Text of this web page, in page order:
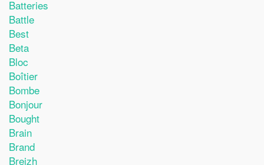
Batteries
Battle
Best
Beta
Bloc
Boîtier
Bombe
Bonjour
Bought
Brain
Brand
Breizh